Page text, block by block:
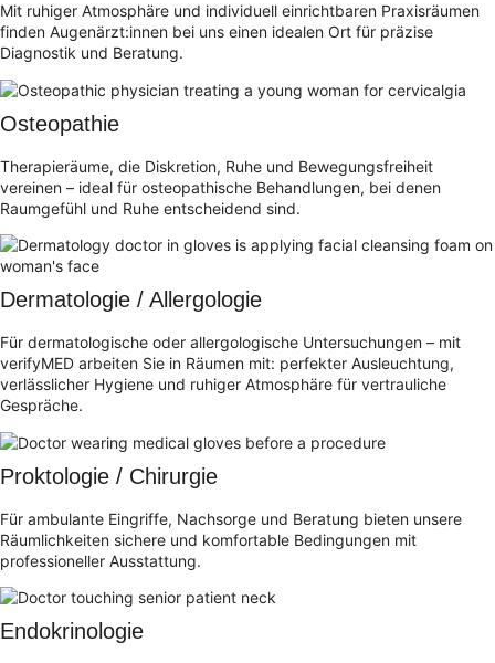
Mit ruhiger Atmosphäre und individuell einrichtbaren Praxisräumen
finden Augenärzt:innen bei uns einen idealen Ort für präzise
Diagnostik und Beratung.
Osteopathie
Therapieräume, die Diskretion, Ruhe und Bewegungsfreiheit
vereinen – ideal für osteopathische Behandlungen, bei denen
Raumgefühl und Ruhe entscheidend sind.
Dermatologie / Allergologie
Für dermatologische oder allergologische Untersuchungen – mit
verifyMED arbeiten Sie in Räumen mit: perfekter Ausleuchtung,
verlässlicher Hygiene und ruhiger Atmosphäre für vertrauliche
Gespräche.
Proktologie / Chirurgie
Für ambulante Eingriffe, Nachsorge und Beratung bieten unsere
Räumlichkeiten sichere und komfortable Bedingungen mit
professioneller Ausstattung.
Endokrinologie